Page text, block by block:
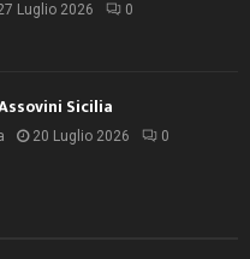
Luglio 2026 0
Sicilia
20 Luglio 2026 0